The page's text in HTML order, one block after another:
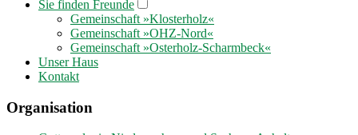
Sie finden Freunde
Gemeinschaft »Klosterholz«
Gemeinschaft »OHZ-Nord«
Gemeinschaft »Osterholz-Scharmbeck«
Unser Haus
Kontakt
Organisation